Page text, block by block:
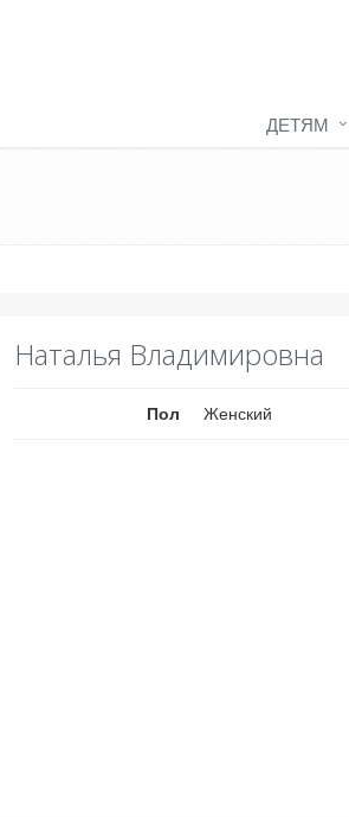
ДЕТЯМ
Наталья Владимировна
Пол Женский